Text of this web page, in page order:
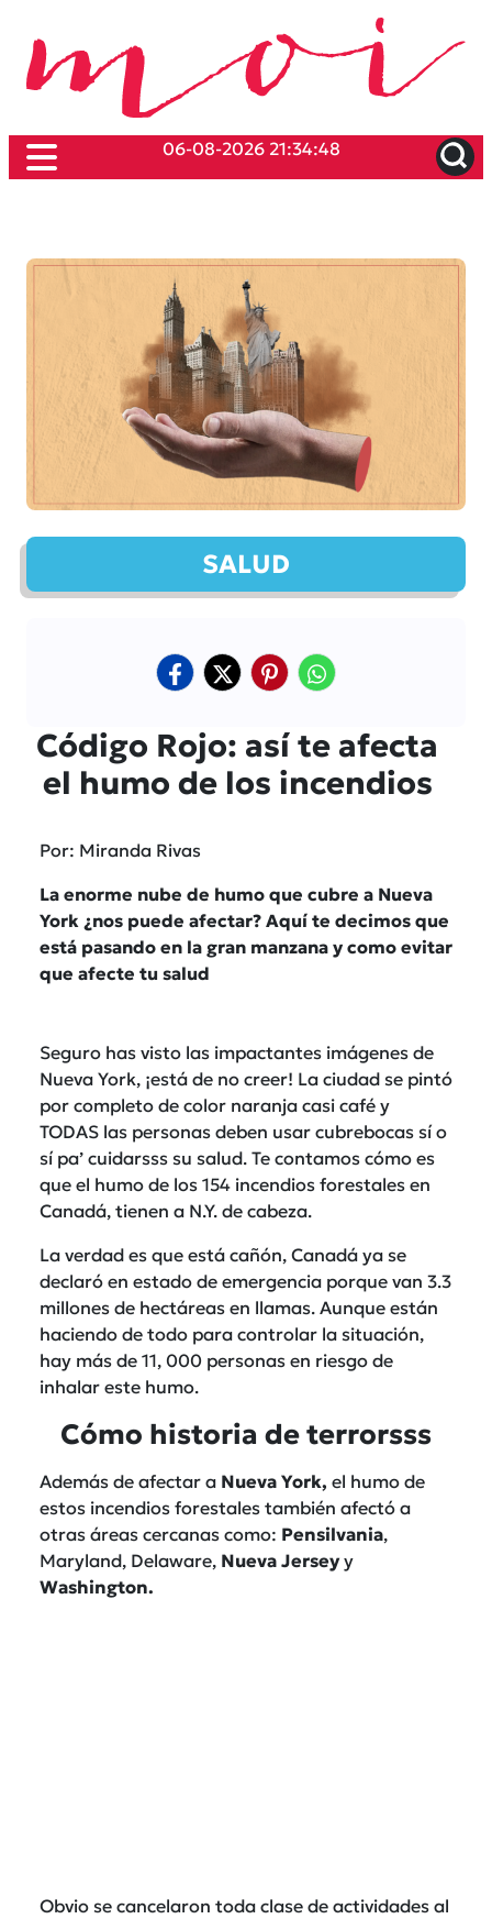
06-08-2026 21:34:48
SALUD
Código Rojo: así te afecta
el humo de los incendios
Por: Miranda Rivas
La enorme nube de humo que cubre a Nueva
York ¿nos puede afectar? Aquí te decimos que
está pasando en la gran manzana y como evitar
que afecte tu salud
Seguro has visto las impactantes imágenes de
Nueva York, ¡está de no creer! La ciudad se pintó
por completo de color naranja casi café y
TODAS las personas deben usar cubrebocas sí o
sí pa’ cuidarsss su salud. Te contamos cómo es
que el humo de los 154 incendios forestales en
Canadá, tienen a N.Y. de cabeza.
La verdad es que está cañón, Canadá ya se
declaró en estado de emergencia porque van 3.3
millones de hectáreas en llamas. Aunque están
haciendo de todo para controlar la situación,
hay más de 11, 000 personas en riesgo de
inhalar este humo.
Cómo historia de terrorsss
Además de afectar a Nueva York, el humo de
estos incendios forestales también afectó a
otras áreas cercanas como: Pensilvania,
Maryland, Delaware, Nueva Jersey y
Washington.
Obvio se cancelaron toda clase de actividades al